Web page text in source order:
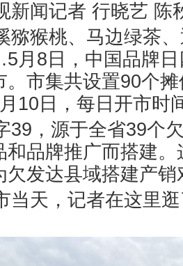
新闻记者 行晓艺 陈
猕猴桃、马边绿茶
8日，中国品牌日
。市集共设置90个
10日，每日开市时
39，源于全省39个
和品牌推广而搭建
欠发达县域搭建产销
当天，记者在这里